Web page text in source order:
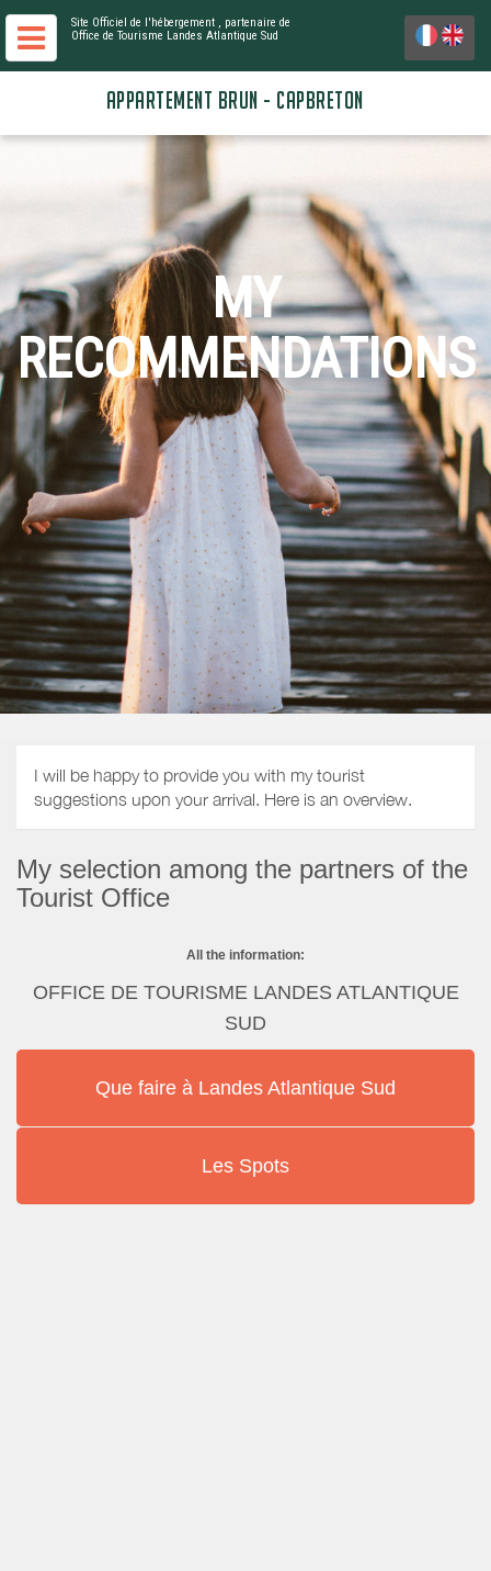
Site Officiel de l'hébergement , partenaire de
Office de Tourisme Landes Atlantique Sud
APPARTEMENT BRUN - CAPBRETON
MY
RECOMMENDATIONS
I will be happy to provide you with my tourist
suggestions upon your arrival. Here is an overview.
My selection among the partners of the
Tourist Office
All the information:
OFFICE DE TOURISME LANDES ATLANTIQUE
SUD
Que faire à Landes Atlantique Sud
Les Spots